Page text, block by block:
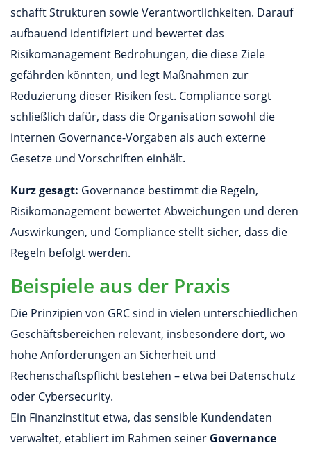
schafft Strukturen sowie Verantwortlichkeiten. Darauf
aufbauend identifiziert und bewertet das
Risikomanagement Bedrohungen, die diese Ziele
gefährden könnten, und legt Maßnahmen zur
Reduzierung dieser Risiken fest. Compliance sorgt
schließlich dafür, dass die Organisation sowohl die
internen Governance-Vorgaben als auch externe
Gesetze und Vorschriften einhält.
Kurz gesagt: Governance bestimmt die Regeln,
Risikomanagement bewertet Abweichungen und deren
Auswirkungen, und Compliance stellt sicher, dass die
Regeln befolgt werden.
Beispiele aus der Praxis
Die Prinzipien von GRC sind in vielen unterschiedlichen
Geschäftsbereichen relevant, insbesondere dort, wo
hohe Anforderungen an Sicherheit und
Rechenschaftspflicht bestehen – etwa bei Datenschutz
oder Cybersecurity.
Ein Finanzinstitut etwa, das sensible Kundendaten
verwaltet, etabliert im Rahmen seiner Governance